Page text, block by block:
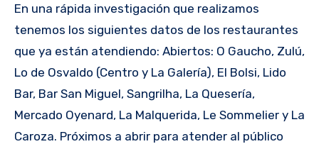
En una rápida investigación que realizamos
tenemos los siguientes datos de los restaurantes
que ya están atendiendo: Abiertos: O Gaucho, Zulú,
Lo de Osvaldo (Centro y La Galería), El Bolsi, Lido
Bar, Bar San Miguel, Sangrilha, La Quesería,
Mercado Oyenard, La Malquerida, Le Sommelier y La
Caroza. Próximos a abrir para atender al público